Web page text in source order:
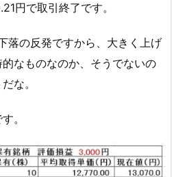
円で取引終了です。
落の反発ですから、大きく上げ
なものなのか、そうでないの
な。
。